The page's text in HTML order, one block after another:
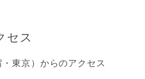
セス
東京）からのアクセス